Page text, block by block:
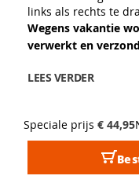
links als rechts te
Wegens vakantie
verwerkt en
LEES VERDER
Speciale prijs € 44,95